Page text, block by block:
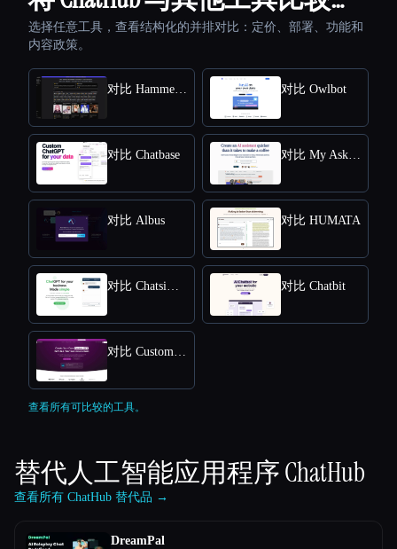
选择任意工具，查看结构化的并排对比：定价、部署、功能和
内容政策。
对比 HammerAI 对比 Owlbot
对比 Chatbase 对比 My AskAI
对比 Albus 对比 HUMATA
对比 Chatsimple 对比 Chatbit
对比 CustomGPT
查看所有可比较的工具。
替代人工智能应用程序ChatHub
查看所有 ChatHub 替代品 →
DreamPal